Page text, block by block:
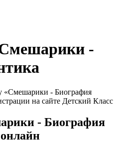
-
«Смешарики - Биография
на сайте Детский Класс
- Биография